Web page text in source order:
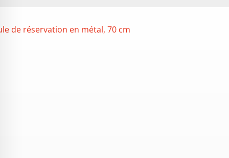
de réservation en métal, 70 cm